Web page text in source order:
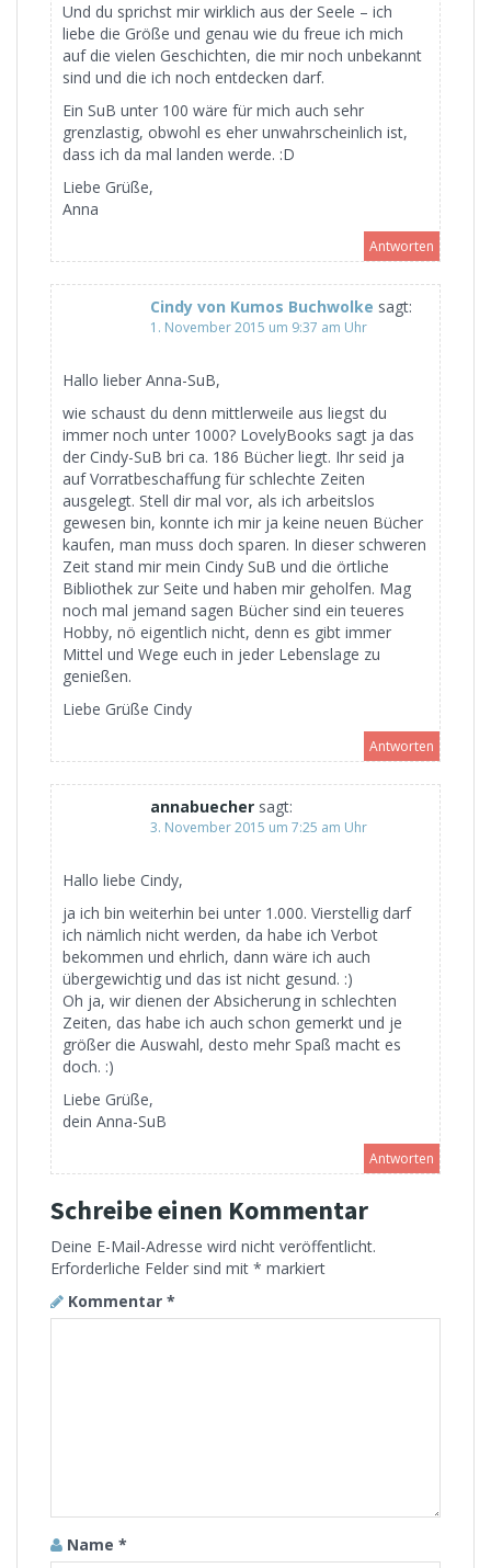
Und du sprichst mir wirklich aus der Seele – ich
liebe die Größe und genau wie du freue ich mich
auf die vielen Geschichten, die mir noch unbekannt
sind und die ich noch entdecken darf.
Ein SuB unter 100 wäre für mich auch sehr
grenzlastig, obwohl es eher unwahrscheinlich ist,
dass ich da mal landen werde. :D
Liebe Grüße,
Anna
Antworten
Cindy von Kumos Buchwolke sagt:
1. November 2015 um 9:37 am Uhr
Hallo lieber Anna-SuB,
wie schaust du denn mittlerweile aus liegst du
immer noch unter 1000? LovelyBooks sagt ja das
der Cindy-SuB bri ca. 186 Bücher liegt. Ihr seid ja
auf Vorratbeschaffung für schlechte Zeiten
ausgelegt. Stell dir mal vor, als ich arbeitslos
gewesen bin, konnte ich mir ja keine neuen Bücher
kaufen, man muss doch sparen. In dieser schweren
Zeit stand mir mein Cindy SuB und die örtliche
Bibliothek zur Seite und haben mir geholfen. Mag
noch mal jemand sagen Bücher sind ein teueres
Hobby, nö eigentlich nicht, denn es gibt immer
Mittel und Wege euch in jeder Lebenslage zu
genießen.
Liebe Grüße Cindy
Antworten
annabuecher sagt:
3. November 2015 um 7:25 am Uhr
Hallo liebe Cindy,
ja ich bin weiterhin bei unter 1.000. Vierstellig darf
ich nämlich nicht werden, da habe ich Verbot
bekommen und ehrlich, dann wäre ich auch
übergewichtig und das ist nicht gesund. :)
Oh ja, wir dienen der Absicherung in schlechten
Zeiten, das habe ich auch schon gemerkt und je
größer die Auswahl, desto mehr Spaß macht es
doch. :)
Liebe Grüße,
dein Anna-SuB
Antworten
Schreibe einen Kommentar
Deine E-Mail-Adresse wird nicht veröffentlicht.
Erforderliche Felder sind mit * markiert
Kommentar *
Name *